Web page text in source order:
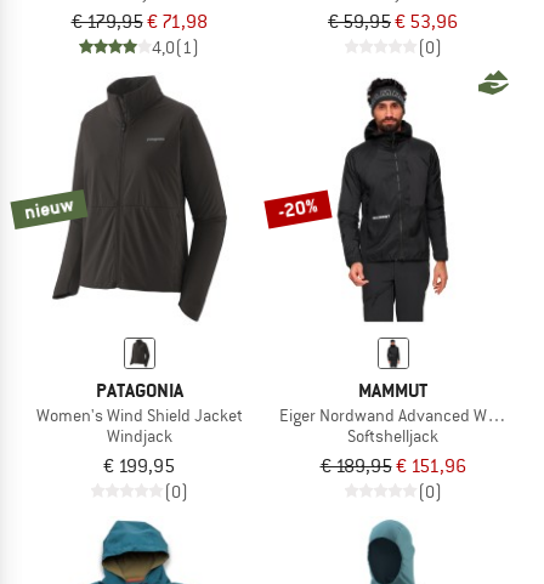
€ 179,95€ 71,98
4,0(1)
€ 59,95€ 53,96
(0)
nieuw
PATAGONIA
Women's Wind Shield Jacket
Windjack
€ 199,95
(0)
-20%
MAMMUT
Eiger Nordwand Advanced
Softshelljack
€ 189,95€ 151,96
(0)